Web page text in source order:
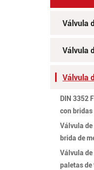
Válvula
Válvula
Válvula
DIN 3352
con
Válvula
brida de
Válvula
paletas